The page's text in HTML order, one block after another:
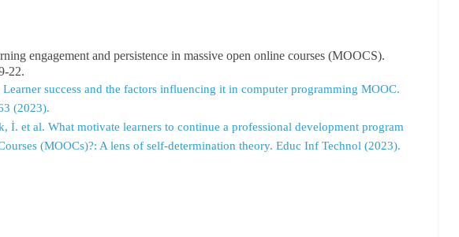
engagement and persistence in massive open online courses (MOOCS).
22.
success and the factors influencing it in computer programming MOOC.
(2023).
İ. et al. What motivate learners to continue a professional development program
(MOOCs)?: A lens of self-determination theory. Educ Inf Technol (2023).